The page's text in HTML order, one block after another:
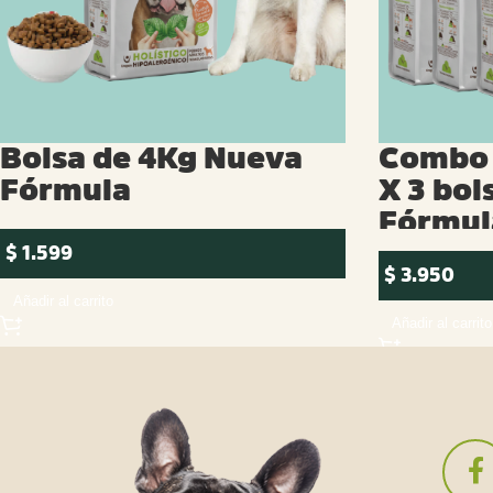
Bolsa de 4Kg Nueva
Fórmula
$ 1.599
X 3
$ 3.950